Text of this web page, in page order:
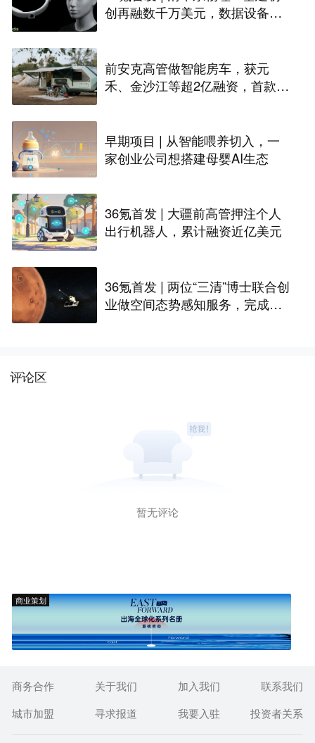
创再融数千万美元，数据设备进
前安克高管做智能房车，获元
禾、金沙江等超2亿融资，首款产
早期项目 | 从智能喂养切入，一
家创业公司想搭建母婴AI生态
36氪首发 | 大疆前高管押注个人
出行机器人，累计融资近亿美元
36氪首发 | 两位“三清”博士联合创
业做空间态势感知服务，完成数
评论区
暂无评论
商业策划
商务合作 关于我们 加入我们
联系我们
城市加盟
寻求报道 我要入驻 投资者关系